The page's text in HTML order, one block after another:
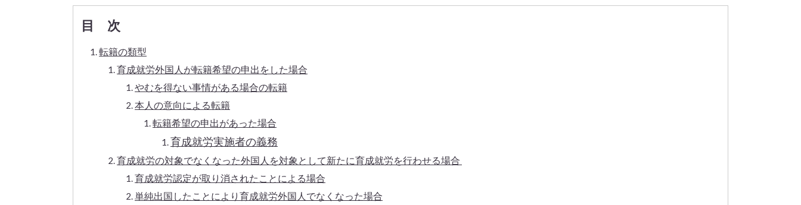
目 次
転籍の類型
​育成就労外国人が転籍希望の申出をした場合
やむを得ない事情がある場合の転籍
本人の意向による転籍
転籍希望の申出があった場合
育成就労実施者の義務
育成就労の対象でなくなった外国人を対象として新たに育成就労を行わせる場合
育成就労認定が取り消されたことによる場合
単純出国したことにより育成就労外国人でなくなった場合